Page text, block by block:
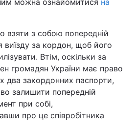
можна ознайомитися на
взяти з собою попередній
виїзду за кордон, щоб його
Втім, оскільки за
громадян України має право
два закордонних паспорти,
залишити попередній
при собі,
про це співробітника